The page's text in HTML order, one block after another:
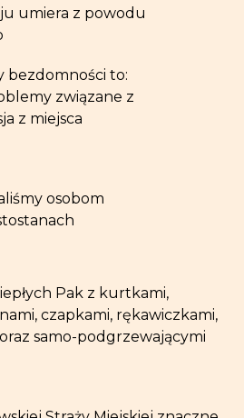
umiera z powodu
bezdomności to:
związane z
z miejsca
osobom
Pak z kurtkami,
czapkami, rękawiczkami,
samo-podgrzewającymi